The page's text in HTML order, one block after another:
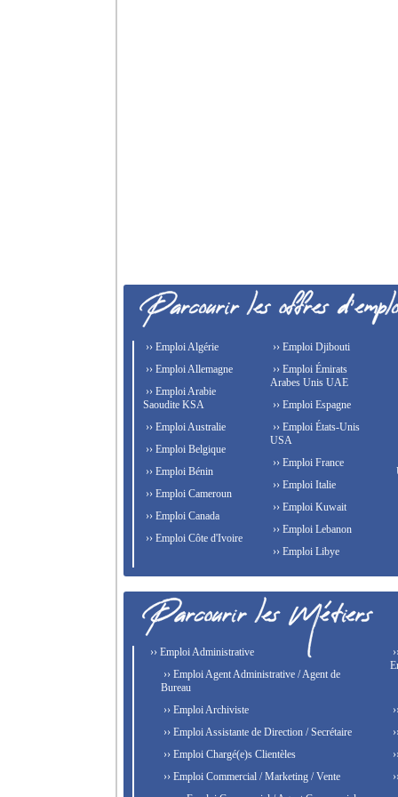
›› Emploi Algérie
›› Emploi Allemagne
›› Emploi Arabie
Saoudite KSA
›› Emploi Australie
›› Emploi Belgique
›› Emploi Bénin
›› Emploi Cameroun
›› Emploi Canada
›› Emploi Côte d'Ivoire
›› Emploi Djibouti
›› Emploi Émirats
Arabes Unis UAE
›› Emploi Espagne
›› Emploi États-Unis
USA
›› Emploi France
›› Emploi Italie
›› Emploi Kuwait
›› Emploi Lebanon
›› Emploi Libye
›› Emploi Administrative
›› Emploi Agent Administrative / Agent de
Bureau
›› Emploi Archiviste
›› Emploi Assistante de Direction / Secrétaire
›› Emploi Chargé(e)s Clientèles
›› Emploi Commercial / Marketing / Vente